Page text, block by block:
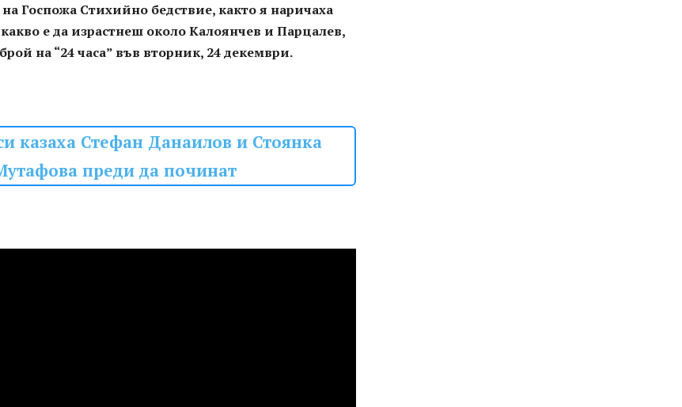
Госпожа Стихийно бедствие, както я наричаха
е да израстнеш около Калоянчев и Парцалев,
на “24 часа” във вторник, 24 декември.
казаха Стефан Данаилов и Стоянка
преди да починат